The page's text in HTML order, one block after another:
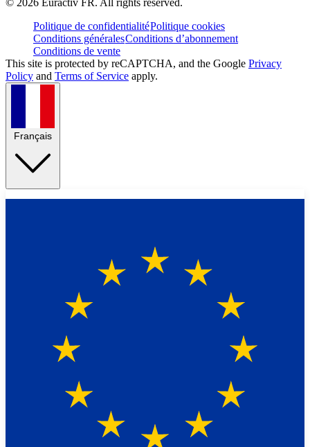
© 2026 Euractiv FR. All rights reserved.
Politique de confidentialitéPolitique cookies
Conditions généralesConditions d’abonnement
Conditions de vente
This site is protected by reCAPTCHA, and the Google Privacy
Policy and Terms of Service apply.
Français